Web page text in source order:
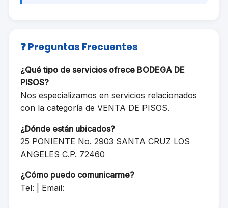
❓ Preguntas Frecuentes
¿Qué tipo de servicios ofrece BODEGA DE
PISOS?
Nos especializamos en servicios relacionados
con la categoría de VENTA DE PISOS.
¿Dónde están ubicados?
25 PONIENTE No. 2903 SANTA CRUZ LOS
ANGELES C.P. 72460
¿Cómo puedo comunicarme?
Tel: | Email: